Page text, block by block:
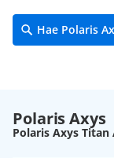
Hae Polaris
Polaris Axys
Polaris Axys Titan